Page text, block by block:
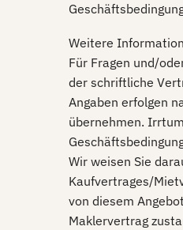
Weitere
Für Fragen und/
der schriftliche
Angaben erfolgen
übernehmen.
Wir weisen Sie
Kaufvertrages/
von diesem
Maklervertrag